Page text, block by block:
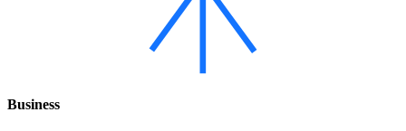
Business